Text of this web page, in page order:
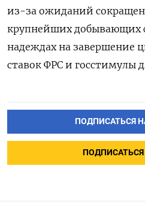
из-за ожиданий
крупнейших добывающих
надеждах на завершение
ставок ФРС и госстимулы
ПОДПИСАТЬСЯ
ПОДПИСАТЬСЯ